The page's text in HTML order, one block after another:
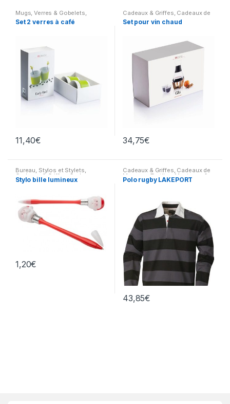
Mugs, Verres & Gobelets
Cadeaux & Griffes ,Cadeaux
Maison & Parapluies,
Set 2 verres à café
11,40€
Cadeaux & Griffes Cadeaux de
Marques Maison & Parapluies
Art de la table
Set pour vin chaud
34,75€
Bureau, Stylos et Stylets,
Cadeaux & Griffes Cadeaux
Fêtes diverses
Stylo bille lumineux
1,20€
Cadeaux & Griffes, Cadeaux de
Marques ,Textiles,Manteaux &
Polaires,Polos & Sweatshirts
Polo rugby LAKEPORT
43,85€